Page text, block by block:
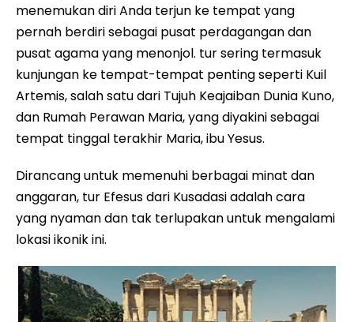
menemukan diri Anda terjun ke tempat yang
pernah berdiri sebagai pusat perdagangan dan
pusat agama yang menonjol. tur sering termasuk
kunjungan ke tempat-tempat penting seperti Kuil
Artemis, salah satu dari Tujuh Keajaiban Dunia Kuno,
dan Rumah Perawan Maria, yang diyakini sebagai
tempat tinggal terakhir Maria, ibu Yesus.
Dirancang untuk memenuhi berbagai minat dan
anggaran, tur Efesus dari Kusadasi adalah cara
yang nyaman dan tak terlupakan untuk mengalami
lokasi ikonik ini.